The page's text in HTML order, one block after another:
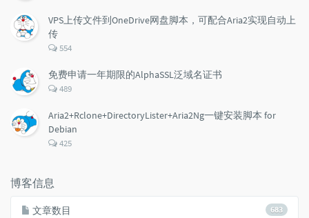
数：
VPS上传文件到OneDrive网盘脚本，可配合Aria2实现自动上
传
评
数：
554
免费申请一年期限的AlphaSSL泛域名证书
评
数：
489
Aria2+Rclone+DirectoryLister+Aria2Ng一键安装脚本 for
Debian
评
425
博客信息
683
文章数目